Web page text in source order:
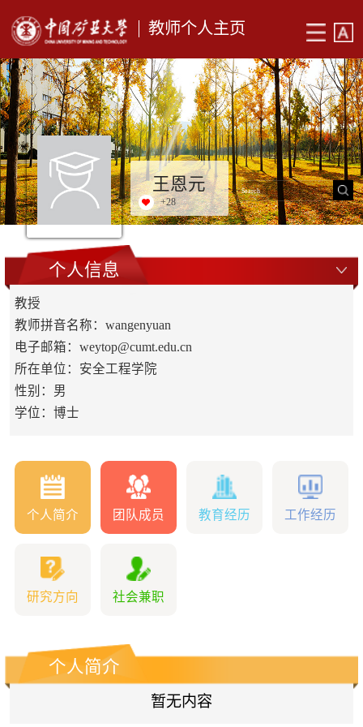
教师个人主页
王恩元
+28
个人信息
教授
教师拼音名称：wangenyuan
电子邮箱： weytop@cumt.edu.cn
所在单位：安全工程学院
性别：男
学位：博士
个人简介 团队成员 教育经历 工作经历
研究方向 社会兼职
个人简介
暂无内容